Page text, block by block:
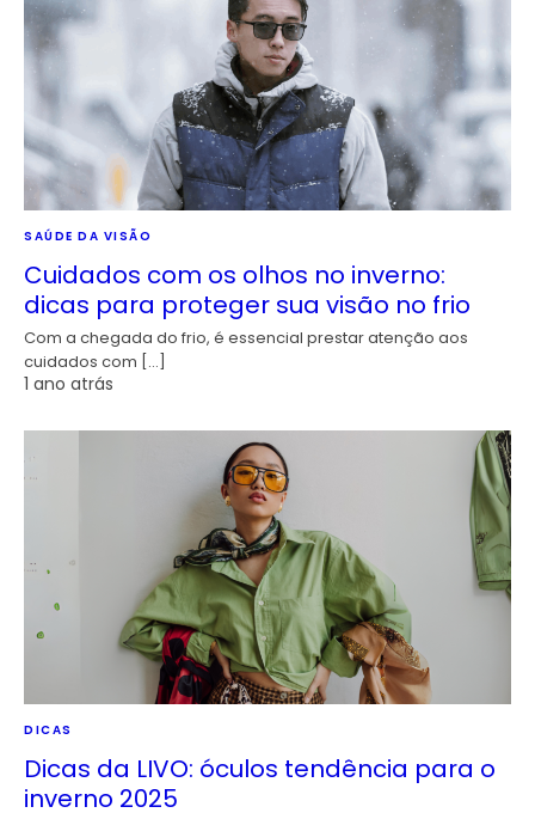
SAÚDE DA VISÃO
Cuidados com os olhos no inverno:
dicas para proteger sua visão no frio
Com a chegada do frio, é essencial prestar atenção aos
cuidados com […]
1 ano atrás
DICAS
Dicas da LIVO: óculos tendência para o
inverno 2025